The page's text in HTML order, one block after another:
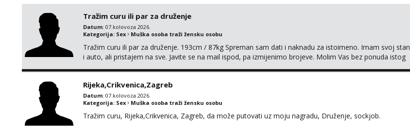
Tražim curu ili par za druženje
Datum: 07.kolovoza 2026.
Kategorija: Sex Muška osoba traži žensku osobu
Tražim curu ili par za druženje. 193cm / 87kg Spreman sam dati i naknadu za istoimeno. Imam svoj stan
i auto, ali pristajem na sve. Javite se na mail ispod, pa izmijenimo brojeve. Molim Vas bez ponuda istog
Rijeka,Crikvenica,Zagreb
Datum: 07.kolovoza 2026.
Kategorija: Sex Muška osoba traži žensku osobu
Tražim curu, Rijeka,Crikvenica, Zagreb, da može putovati uz moju nagradu, Druženje, sockjob.